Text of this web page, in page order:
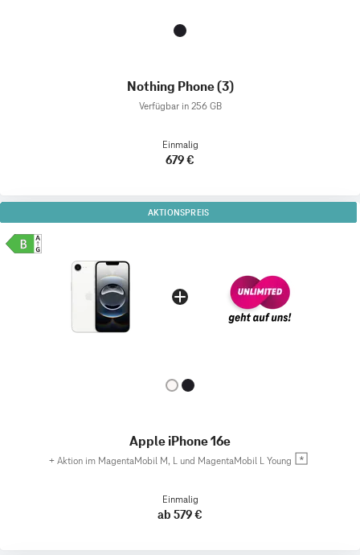
Nothing Phone (3)
Verfügbar in 256 GB
Einmalig
679 €
AKTIONSPREIS
Apple iPhone 16e
+ Aktion im MagentaMobil M, L und MagentaMobil L Young
Einmalig
ab 579 €